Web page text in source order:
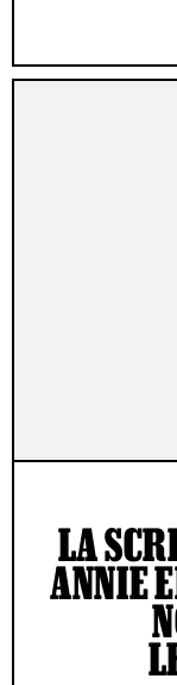
LA
ANNIE